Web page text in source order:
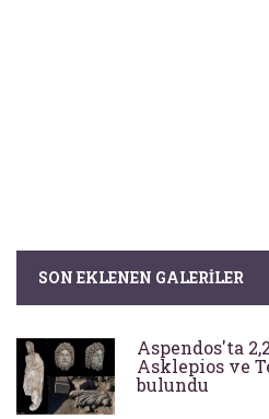
SON EKLENEN GALERILER
Aspendos'ta
Asklepios ve
bulundu